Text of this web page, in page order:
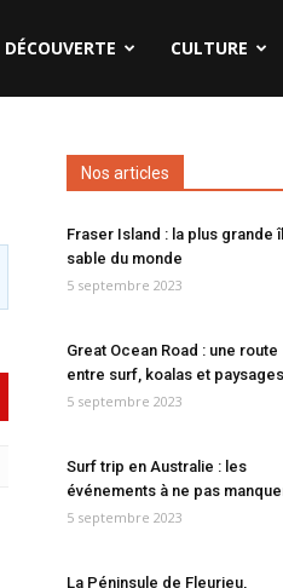
DÉCOUVERTE CULTURE
Nos articles
Fraser Island : la plus grande
sable du monde
5 septembre 2023
Great Ocean Road : une route
entre surf, koalas et
5 septembre 2023
Surf trip en Australie : les
événements à ne pas
5 septembre 2023
La Péninsule de Fleurieu,